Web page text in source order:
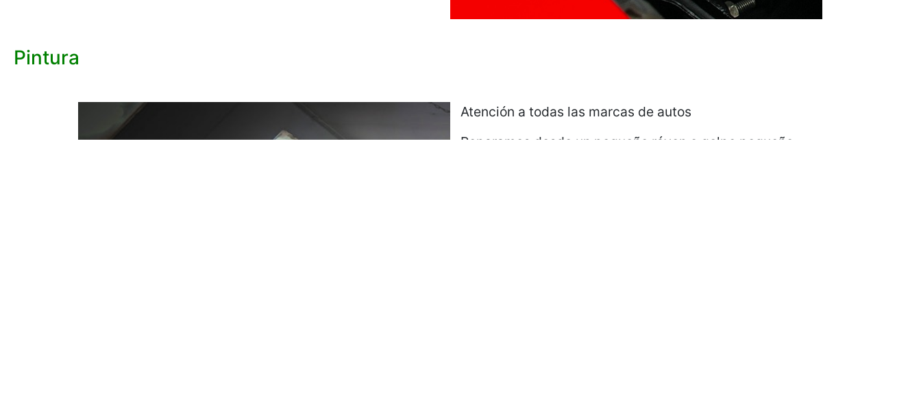
Pintura
Atención a todas las marcas de autos
Reparamos desde un pequeño ráyon o golpe pequeño,